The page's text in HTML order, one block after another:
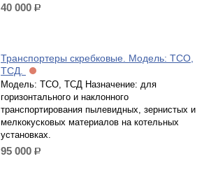
40 000 р.
Транспортеры скребковые. Модель: ТСО,
ТСД.
Модель: ТСО, ТСД Назначение: для
горизонтального и наклонного
транспортирования пылевидных, зернистых и
мелкокусковых материалов на котельных
установках.
95 000 р.